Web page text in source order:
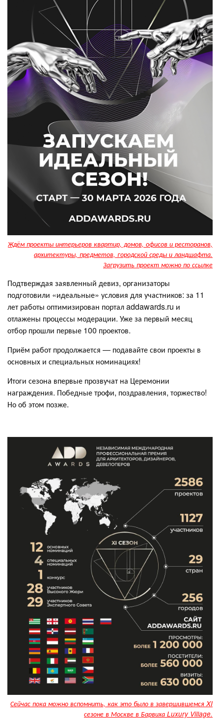
Ждём проекты интерьеров квартир, домов, офисов и ресторанов,
архитектуры, предметов, городской среды и ландшафта.
Загрузить проект можно по ссылке
Подтверждая заявленный девиз, организаторы
подготовили «идеальные» условия для участников: за 11
лет работы оптимизирован портал addawards.ru и
отлажены процессы модерации. Уже за первый месяц
отбор прошли первые 100 проектов.
Приём работ продолжается — подавайте свои проекты в
основных и специальных номинациях!
Итоги сезона впервые прозвучат на Церемонии
награждения. Победные трофи, поздравления, торжество!
Но об этом позже.
Сейчас пока можно вспомнить, как это было в завершившемся XI
сезоне в Москве в Барвиха Luxury Village.